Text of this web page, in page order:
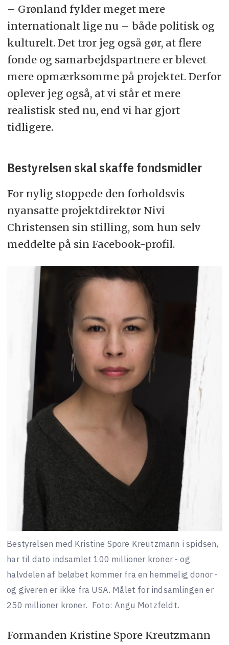
– Grønland fylder meget mere
internationalt lige nu – både politisk og
kulturelt. Det tror jeg også gør, at flere
fonde og samarbejdspartnere er blevet
mere opmærksomme på projektet. Derfor
oplever jeg også, at vi står et mere
realistisk sted nu, end vi har gjort
tidligere.
Bestyrelsen skal skaffe fondsmidler
For nylig stoppede den forholdsvis
nyansatte projektdirektør Nivi
Christensen sin stilling, som hun selv
meddelte på sin Facebook-profil.
Bestyrelsen med Kristine Spore Kreutzmann i spidsen,
har til dato indsamlet 100 millioner kroner - og
halvdelen af beløbet kommer fra en hemmelig donor -
og giveren er ikke fra USA. Målet for indsamlingen er
250 millioner kroner. Foto: Angu Motzfeldt.
Formanden Kristine Spore Kreutzmann